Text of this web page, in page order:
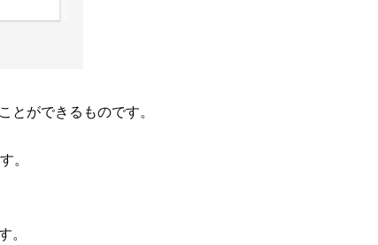
ができるものです。
。